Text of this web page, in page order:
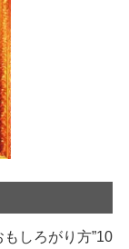
しろがり方”10